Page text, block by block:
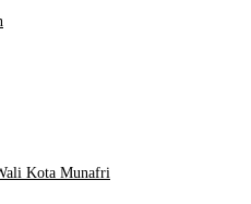
Kota Munafri